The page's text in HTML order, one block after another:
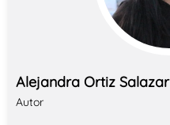
Alejandra Ortiz Salazar
Autor